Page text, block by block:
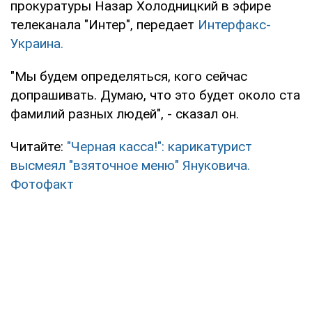
прокуратуры Назар Холодницкий в эфире
телеканала "Интер", передает Интерфакс-
Украина.
"Мы будем определяться, кого сейчас
допрашивать. Думаю, что это будет около ста
фамилий разных людей", - сказал он.
Читайте: "Черная касса!": карикатурист
высмеял "взяточное меню" Януковича.
Фотофакт